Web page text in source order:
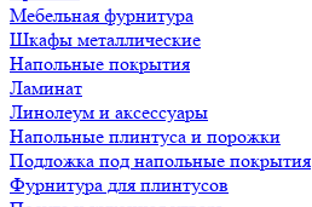
Мебельная фурнитура
Шкафы металлические
Напольные покрытия
Ламинат
Линолеум и аксессуары
Напольные плинтуса и порожки
Подложка под напольные покрытия
Фурнитура для плинтусов